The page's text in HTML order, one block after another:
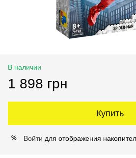
В наличии
1 898 грн
Купить
% Войти для отображения